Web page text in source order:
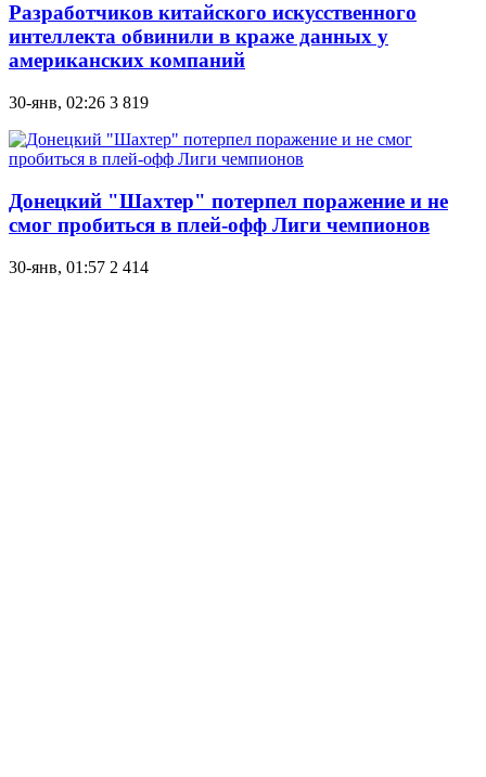
Разработчиков китайского искусственного
интеллекта обвинили в краже данных у
американских компаний
30-янв, 02:26 3 819
Донецкий "Шахтер" потерпел поражение и не
смог пробиться в плей-офф Лиги чемпионов
30-янв, 01:57 2 414